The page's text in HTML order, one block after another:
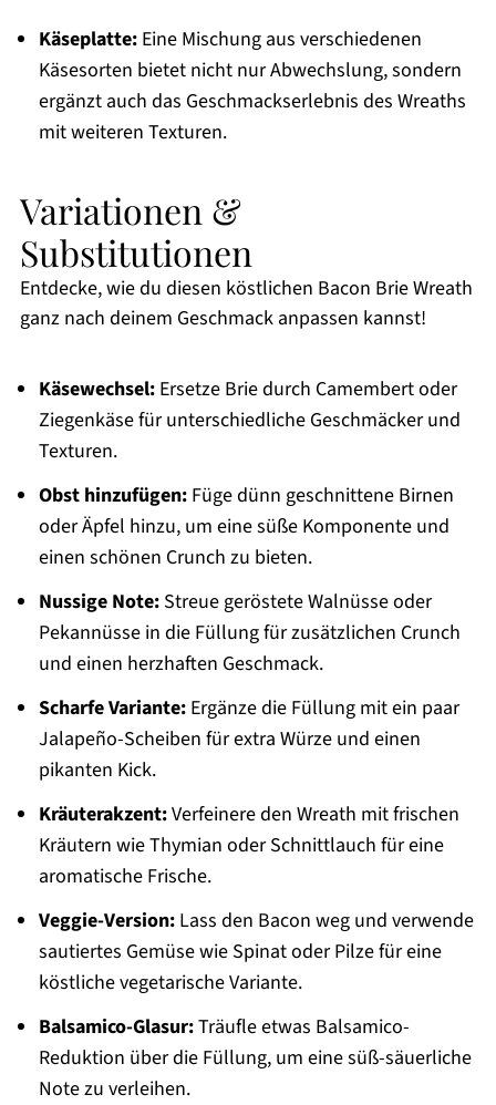
Käseplatte:Eine Mischung aus verschiedenen
Käsesorten bietet nicht nur Abwechslung, sondern
ergänzt auch das Geschmackserlebnis des Wreaths
mit weiteren Texturen.
Variationen &
Substitutionen
Entdecke, wie du diesen köstlichen Bacon Brie Wreath
ganz nach deinem Geschmack anpassen kannst!
Käsewechsel:Ersetze Brie durch Camembert oder
Ziegenkäse für unterschiedliche Geschmäcker und
Texturen.
Obst hinzufügen:Füge dünn geschnittene Birnen
oder Äpfel hinzu, um eine süße Komponente und
einen schönen Crunch zu bieten.
Nussige Note:Streue geröstete Walnüsse oder
Pekannüsse in die Füllung für zusätzlichen Crunch
und einen herzhaften Geschmack.
Scharfe Variante:Ergänze die Füllung mit ein paar
Jalapeño-Scheiben für extra Würze und einen
pikanten Kick.
Kräuterakzent:Verfeinere den Wreath mit frischen
Kräutern wie Thymian oder Schnittlauch für eine
aromatische Frische.
Veggie-Version:Lass den Bacon weg und verwende
sautiertes Gemüse wie Spinat oder Pilze für eine
köstliche vegetarische Variante.
Balsamico-Glasur:Träufle etwas Balsamico-
Reduktion über die Füllung, um eine süß-säuerliche
Note zu verleihen.